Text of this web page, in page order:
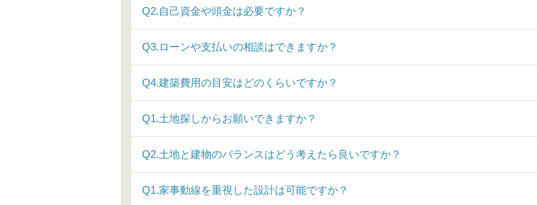
Q2.自己資金や頭金は必要ですか？
Q3.ローンや支払いの相談はできますか？
Q4.建築費用の目安はどのくらいですか？
Q1.土地探しからお願いできますか？
Q2.土地と建物のバランスはどう考えたら良いですか？
Q1.家事動線を重視した設計は可能ですか？